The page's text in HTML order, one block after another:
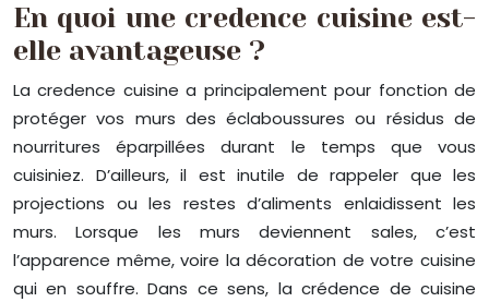
En quoi une credence cuisine est-
elle avantageuse ?
La credence cuisine a principalement pour fonction de
protéger vos murs des éclaboussures ou résidus de
nourritures éparpillées durant le temps que vous
cuisiniez. D’ailleurs, il est inutile de rappeler que les
projections ou les restes d’aliments enlaidissent les
murs. Lorsque les murs deviennent sales, c’est
l’apparence même, voire la décoration de votre cuisine
qui en souffre. Dans ce sens, la crédence de cuisine